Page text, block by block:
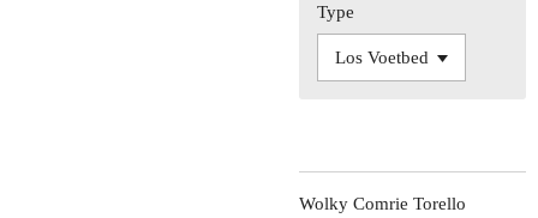
Type
Wolky Comrie Torello